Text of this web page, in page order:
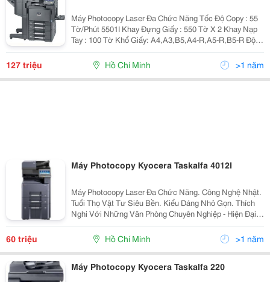
Máy Photocopy Laser Đa Chức Năng Tốc Độ Copy : 55
Tờ/Phút 5501I Khay Đựng Giấy : 550 Tờ X 2 Khay Nạp
Tay : 100 Tờ Khổ Giấy: A4,A3,B5,A4-R,A5-R,B5-R Độ
Phân Giải : 600 X 600 Dpi Phóng To, Thu Nhỏ: 25-400%
Dung Lượng Bộ Nhớ (Ram)
127 triệu Hồ Chí Minh >1 năm
Máy Photocopy Kyocera Taskalfa 4012I
Máy Photocopy Laser Đa Chức Năng. Công Nghệ Nhật.
Tuổi Thọ Vật Tư Siêu Bền. Kiểu Dáng Nhỏ Gọn. Thích
Nghi Với Những Văn Phòng Chuyên Nghiệp - Hiện Đại
Khuyến Mãi Hấp Dẫn. Quà Tặng Cực Khủng. Bảo Hành
Tận Nơi, Bảo Trì Miễn Phí...
60 triệu Hồ Chí Minh >1 năm
Máy Photocopy Kyocera Taskalfa 220